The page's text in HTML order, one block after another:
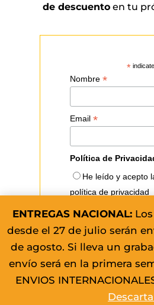
ENTREGAS NACIONAL:
desde el 27 de julio serán
de agosto. Si lleva un
envío será en la primera
ENVIOS
de descuento en tu
*
Nombre*
Email*
Política de
He leído y acepto
política de privacidad
Información sobre
de datos...